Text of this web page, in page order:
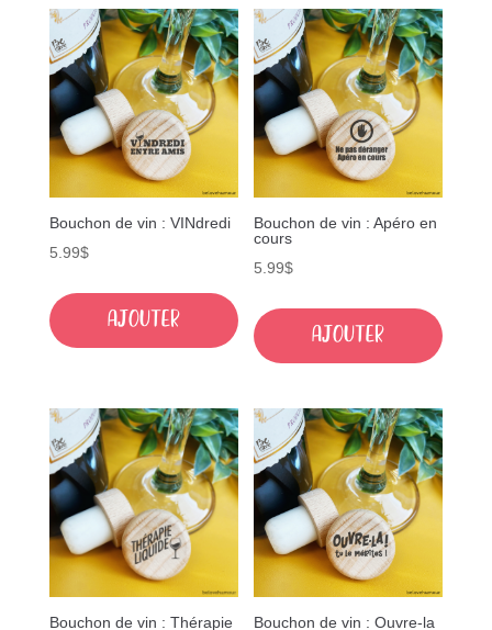
récent
au
plus
ancien
Bouchon de vin : VINdredi
5.99$
Ajouter
Bouchon de vin : Apéro en
cours
5.99$
Ajouter
Bouchon de vin : Thérapie
Bouchon de vin : Ouvre-la